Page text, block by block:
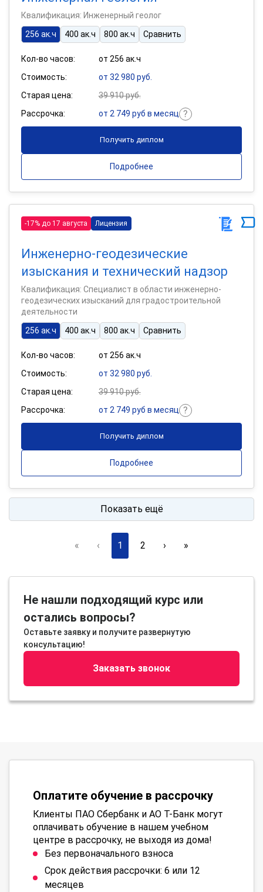
Квалификация: Инженерный геолог
256 ак.ч
400 ак.ч 800 ак.ч Сравнить
Кол-во часов:
от 256 ак.ч
Стоимость:
от 32 980 руб.
Старая цена:
39 910 руб.
Рассрочка:
от 2 749 руб в месяц
Получить диплом
Подробнее
-17% до 17 августа Лицензия
Инженерно-геодезические
изыскания и технический надзор
Квалификация: Специалист в области инженерно-
геодезических изысканий для градостроительной
деятельности
256 ак.ч
400 ак.ч 800 ак.ч Сравнить
Кол-во часов:
от 256 ак.ч
Стоимость:
от 32 980 руб.
Старая цена:
39 910 руб.
Рассрочка:
от 2 749 руб в месяц
Получить диплом
Подробнее
Показать ещё
« ‹ 1 2 › »
Не нашли подходящий курс или
остались вопросы?
Оставьте заявку и получите развернутую
консультацию!
Заказать звонок
Оплатите обучение в рассрочку
Клиенты ПАО Сбербанк и АО Т-Банк могут
оплачивать обучение в нашем учебном
центре в рассрочку, не выходя из дома!
Без первоначального взноса
Срок действия рассрочки: 6 или 12
месяцев